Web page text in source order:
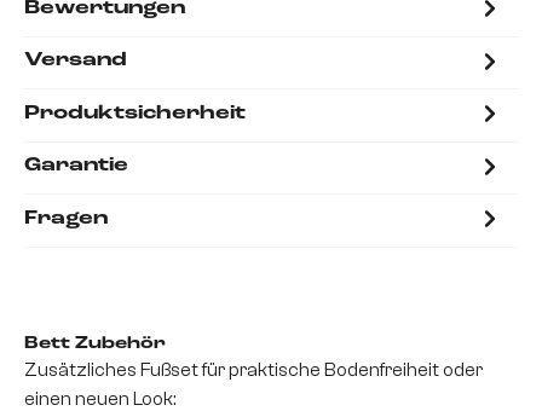
Bewertungen
Versand
Produktsicherheit
Garantie
Fragen
Bett Zubehör
Zusätzliches Fußset für praktische Bodenfreiheit oder
einen neuen Look: